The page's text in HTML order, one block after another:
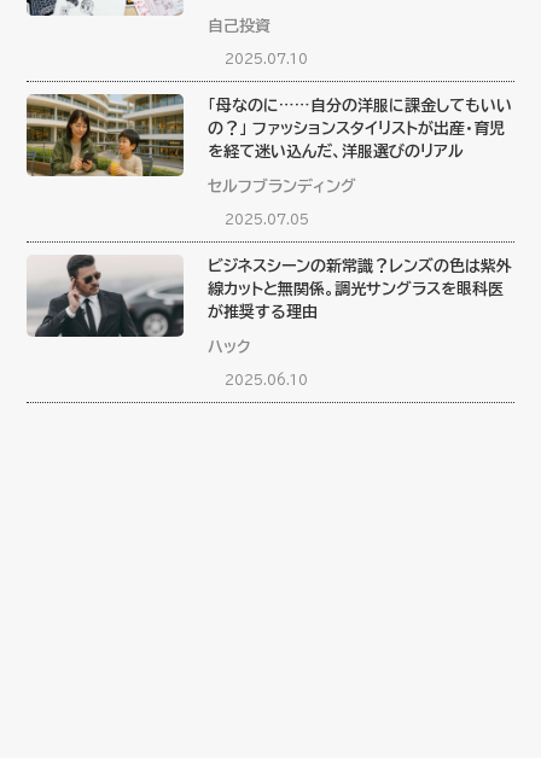
自己投資
2025.07.10
「母なのに……自分の洋服に課金してもいい
の？」 ファッションスタイリストが出産・育児
を経て迷い込んだ、洋服選びのリアル
セルフブランディング
2025.07.05
ビジネスシーンの新常識？レンズの色は紫外
線カットと無関係。調光サングラスを眼科医
が推奨する理由
ハック
2025.06.10